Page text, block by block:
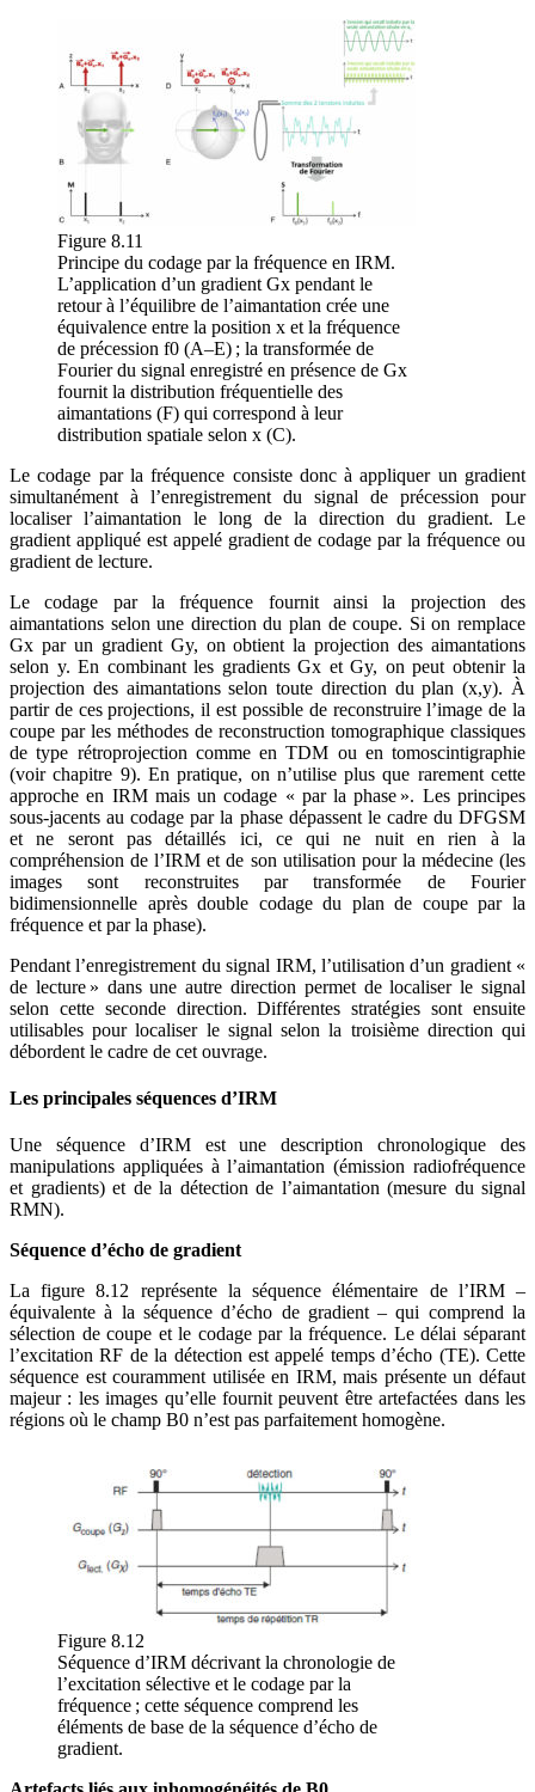
Figure 8.11
Principe du codage par la fréquence en IRM.
L’application d’un gradient Gx pendant le
retour à l’équilibre de l’aimantation crée une
équivalence entre la position x et la fréquence
de précession f0 (A–E) ; la transformée de
Fourier du signal enregistré en présence de Gx
fournit la distribution fréquentielle des
aimantations (F) qui correspond à leur
distribution spatiale selon x (C).
Le codage par la fréquence consiste donc à appliquer un gradient
simultanément à l’enregistrement du signal de précession pour
localiser l’aimantation le long de la direction du gradient. Le
gradient appliqué est appelé gradient de codage par la fréquence ou
gradient de lecture.
Le codage par la fréquence fournit ainsi la projection des
aimantations selon une direction du plan de coupe. Si on remplace
Gx par un gradient Gy, on obtient la projection des aimantations
selon y. En combinant les gradients Gx et Gy, on peut obtenir la
projection des aimantations selon toute direction du plan (x,y). À
partir de ces projections, il est possible de reconstruire l’image de la
coupe par les méthodes de reconstruction tomographique classiques
de type rétroprojection comme en TDM ou en tomoscintigraphie
(voir chapitre 9). En pratique, on n’utilise plus que rarement cette
approche en IRM mais un codage « par la phase ». Les principes
sous-jacents au codage par la phase dépassent le cadre du DFGSM
et ne seront pas détaillés ici, ce qui ne nuit en rien à la
compréhension de l’IRM et de son utilisation pour la médecine (les
images sont reconstruites par transformée de Fourier
bidimensionnelle après double codage du plan de coupe par la
fréquence et par la phase).
Pendant l’enregistrement du signal IRM, l’utilisation d’un gradient «
de lecture » dans une autre direction permet de localiser le signal
selon cette seconde direction. Différentes stratégies sont ensuite
utilisables pour localiser le signal selon la troisième direction qui
débordent le cadre de cet ouvrage.
Les principales séquences d’IRM
Une séquence d’IRM est une description chronologique des
manipulations appliquées à l’aimantation (émission radiofréquence
et gradients) et de la détection de l’aimantation (mesure du signal
RMN).
Séquence d’écho de gradient
La figure 8.12 représente la séquence élémentaire de l’IRM –
équivalente à la séquence d’écho de gradient – qui comprend la
sélection de coupe et le codage par la fréquence. Le délai séparant
l’excitation RF de la détection est appelé temps d’écho (TE). Cette
séquence est couramment utilisée en IRM, mais présente un défaut
majeur : les images qu’elle fournit peuvent être artefactées dans les
régions où le champ B0 n’est pas parfaitement homogène.
Figure 8.12
Séquence d’IRM décrivant la chronologie de
l’excitation sélective et le codage par la
fréquence ; cette séquence comprend les
éléments de base de la séquence d’écho de
gradient.